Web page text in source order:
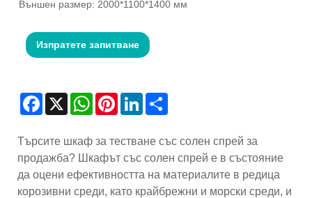
Външен размер: 2000*1100*1400 мм
Изпратете запитване
Facebook
X WhatsAppPinterestLinkedIn
Търсите шкаф за тестване със солен спрей за
продажба? Шкафът със солен спрей е в състояние
да оцени ефективността на материалите в редица
корозивни среди, като крайбрежни и морски среди, и